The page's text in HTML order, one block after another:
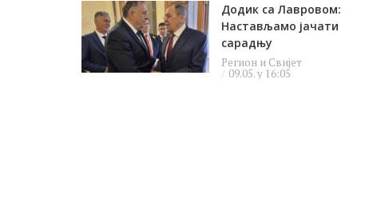
Додик са Лавровом:
Настављамо јачати
сарадњу
Регион и Свијет
09.05. у 16:05